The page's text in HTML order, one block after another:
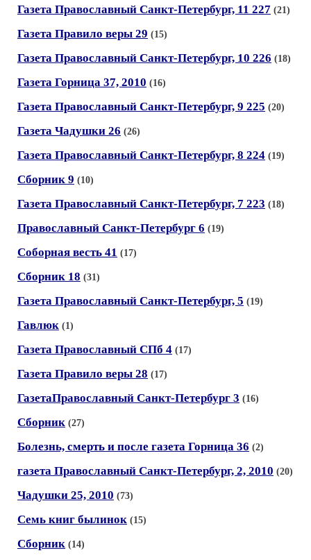
Газета Православный Санкт-Петербург, 11 227 (21)
Газета Правило веры 29 (15)
Газета Православный Санкт-Петербург, 10 226 (18)
Газета Горница 37, 2010 (16)
Газета Православный Санкт-Петербург, 9 225 (20)
Газета Чадушки 26 (26)
Газета Православный Санкт-Петербург, 8 224 (19)
Сборник 9 (10)
Газета Православный Санкт-Петербург, 7 223 (18)
Православный Санкт-Петербург 6 (19)
Соборная весть 41 (17)
Сборник 18 (31)
Газета Православный Санкт-Петербург, 5 (19)
Гавлюк (1)
Газета Православный СПб 4 (17)
Газета Правило веры 28 (17)
ГазетаПравославный Санкт-Петербург 3 (16)
Сборник (27)
Болезнь, смерть и после газета Горница 36 (2)
газета Православный Санкт-Петербург, 2, 2010 (20)
Чадушки 25, 2010 (73)
Семь книг былинок (15)
Сборник (14)